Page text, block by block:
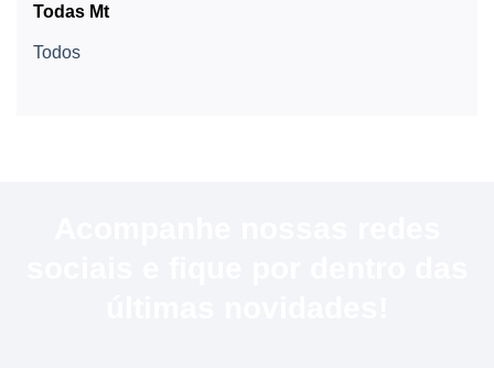
Todas Mt
Todos